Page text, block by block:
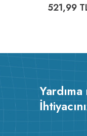
521,99
Yardıma